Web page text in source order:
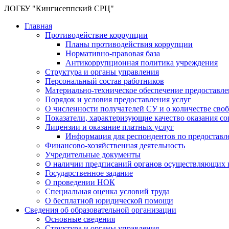
ЛОГБУ "Кингисеппский СРЦ"
Главная
Противодействие коррупции
Планы противодействия коррупции
Нормативно-правовая база
Антикоррупционная политика учреждения
Структура и органы управления
Персональный состав работников
Материально-техническое обеспечение
Порядок и условия предоставления услуг
О численности получателей СУ и о количестве
Показатели, характеризующие качество оказания
Лицензии и оказание платных услуг
Информация для респондентов по
Финансово-хозяйственная деятельность
Учредительные документы
О наличии предписаний органов осуществляющих
Государственное задание
О проведении НОК
Специальная оценка условий труда
О бесплатной юридической помощи
Сведения об образовательной организации
Основные сведения